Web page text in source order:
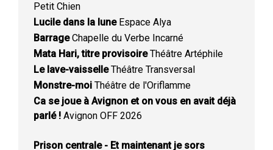
Petit Chien
Lucile dans la luneEspace Alya
BarrageChapelle du Verbe Incarné
Mata Hari, titre provisoireThéâtre Artéphile
Le lave-vaisselleThéâtre Transversal
Monstre-moi Théâtre de l'Oriflamme
Ca se joue à Avignon et on vous en avait déjà
parlé ! Avignon OFF 2026
Prison centrale - Et maintenant je sors